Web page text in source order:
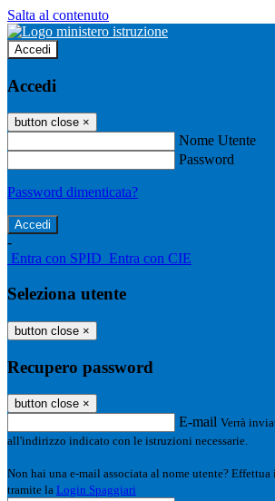
Salta al contenuto
Accedi
Accedi
button close ×
Nome Utente
Password
Password dimenticata?
-
Entra con SPID Entra con CIE
Seleziona utente
button close ×
Recupero password
button close ×
E-mail Verrà
all'indirizzo indicato con le istruzioni necessarie.
Non hai una e-mail associata al nome utente? Effettua
tramite la Login Spaggiari